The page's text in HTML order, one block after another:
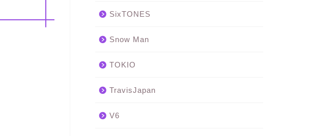
SixTONES
Snow Man
TOKIO
TravisJapan
V6